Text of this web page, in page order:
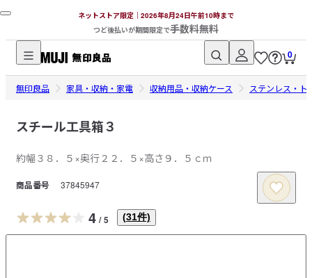
ネットストア限定｜2026年8月24日午前10時まで
つど後払いが期間限定で手数料無料
無
印
品
ッ
ス
ト
0
無印良品 家具・収納・家電 収納用品・収納ケース ステンレス・ト
スチール工具箱３
約幅３８．５×奥行２２．５×高さ９．５ｃｍ
商品番号 37845947
4 / 5 (31件)